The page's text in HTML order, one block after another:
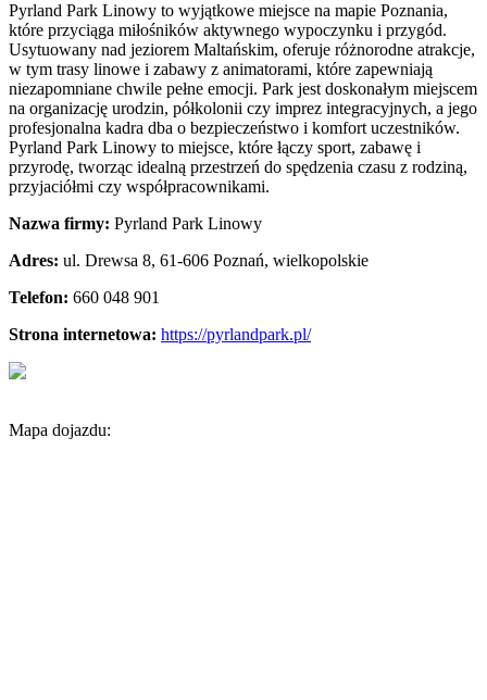
Pyrland Park Linowy to wyjątkowe miejsce na mapie Poznania,
które przyciąga miłośników aktywnego wypoczynku i przygód.
Usytuowany nad jeziorem Maltańskim, oferuje różnorodne atrakcje,
w tym trasy linowe i zabawy z animatorami, które zapewniają
niezapomniane chwile pełne emocji. Park jest doskonałym miejscem
na organizację urodzin, półkolonii czy imprez integracyjnych, a jego
profesjonalna kadra dba o bezpieczeństwo i komfort uczestników.
Pyrland Park Linowy to miejsce, które łączy sport, zabawę i
przyrodę, tworząc idealną przestrzeń do spędzenia czasu z rodziną,
przyjaciółmi czy współpracownikami.
Nazwa firmy: Pyrland Park Linowy
Adres: ul. Drewsa 8, 61-606 Poznań, wielkopolskie
Telefon: 660 048 901
Strona internetowa: https://pyrlandpark.pl/
Mapa dojazdu: